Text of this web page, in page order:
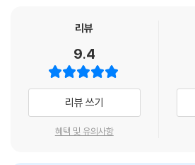
창조한, 류드밀라가 일관적으로 그려내는 분
---「공생 가설」 중에서
사연을 아는 사람들은 내게 수십 년 동안 찾아
래도 당신들은 같은 우주 안에 있는 것이라고.
지만 우리가 빛의 속도로 갈 수조차 없다면,
슨 의미가 있나?
「순례자들은 왜 돌아오지 않는가」는 뛰어난
에서 완벽함의 범주에 속하지 못하는 사람들
편, 소설에는 장애도, 차별도, 혐오도 없는 그
을’이 함께 그려진다. 이 아름답고도 평화로운
아’를 상상케 한다. 성년이 되면 순례를 떠나
는다는 의문을 빼면 말이다.
“마을이 유토피아라면, 순례자들은 왜 돌아
리뷰
9.4
리뷰 쓰기
혜택 및 유의사항